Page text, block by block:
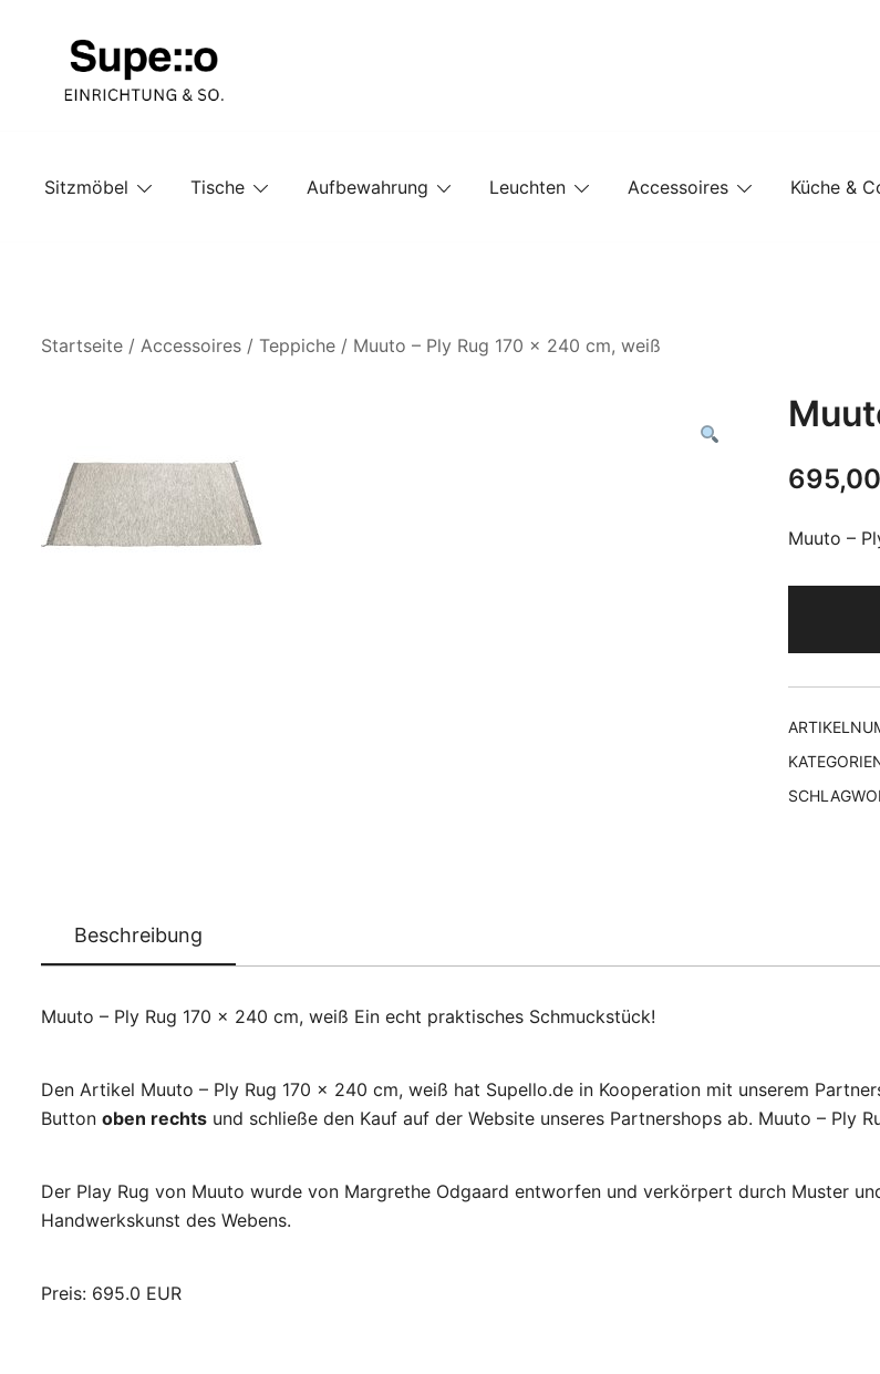
Sitzmöbel
Tische Aufbewahrung Leuchten Accessoires Küche &
Startseite / Accessoires / Teppiche / Muuto – Ply Rug 170 x 240 cm, weiß
695,00
Muuto –
Beschreibung
Muuto – Ply Rug 170 x 240 cm, weiß Ein echt praktisches Schmuckstück!
Den Artikel Muuto – Ply Rug 170 x 240 cm, weiß hat Supello.de in Kooperation mit unserem
Button oben rechts und schließe den Kauf auf der Website unseres Partnershops ab. Muuto – Ply
Der Play Rug von Muuto wurde von Margrethe Odgaard entworfen und verkörpert durch Muster
Handwerkskunst des Webens.
Preis: 695.0 EUR